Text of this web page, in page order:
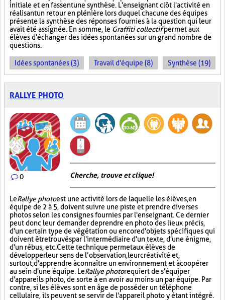
initiale et en fassent une synthèse. L'enseignant clôt l'activité en
réalisant un retour en plénière lors duquel chacune des équipes
présente la synthèse des réponses fournies à la question qui leur
avait été assignée. En somme, le Graffiti collectifpermet aux
élèves d'échanger des idées spontanées sur un grand nombre de
questions.
Idées spontanées (3) Travail d'équipe (8) Synthèse (19)
RALLYE PHOTO
0 Cherche, trouve et clique !
LeRallye photoest une activité lors de laquelle les élèves, en
équipe de 2 à 5, doivent suivre une piste et prendre diverses
photos selon les consignes fournies par l'enseignant. Ce dernier
peut donc leur demander de prendre en photo des lieux précis,
d'un certain type de végétation ou encore d'objets spécifiques qui
doivent être trouvés par l'intermédiaire d'un texte, d'une énigme,
d'un rébus, etc. Cette technique permet aux élèves de
développer leur sens de l’observation, leur créativité et,
surtout, d'apprendre à connaître un environnement et à coopérer
au sein d'une équipe. LeRallye photorequiert de s'équiper
d'appareils photo, de sorte à en avoir au moins un par équipe. Par
contre, si les élèves sont en âge de posséder un téléphone
cellulaire, ils peuvent se servir de l'appareil photo y étant intégré.